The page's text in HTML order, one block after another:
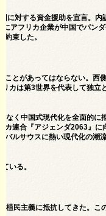
に対する資金援助を宣言。
アフリカ企業が中国でパン
約束した。
とがあってはならない。西
カは第3世界を代表して独立
なく中国式現代化を全面的に
連合『アジェンダ2063』に
ルサウスに熱い現代化の潮
いる。
植民主義に抵抗してきた。こ